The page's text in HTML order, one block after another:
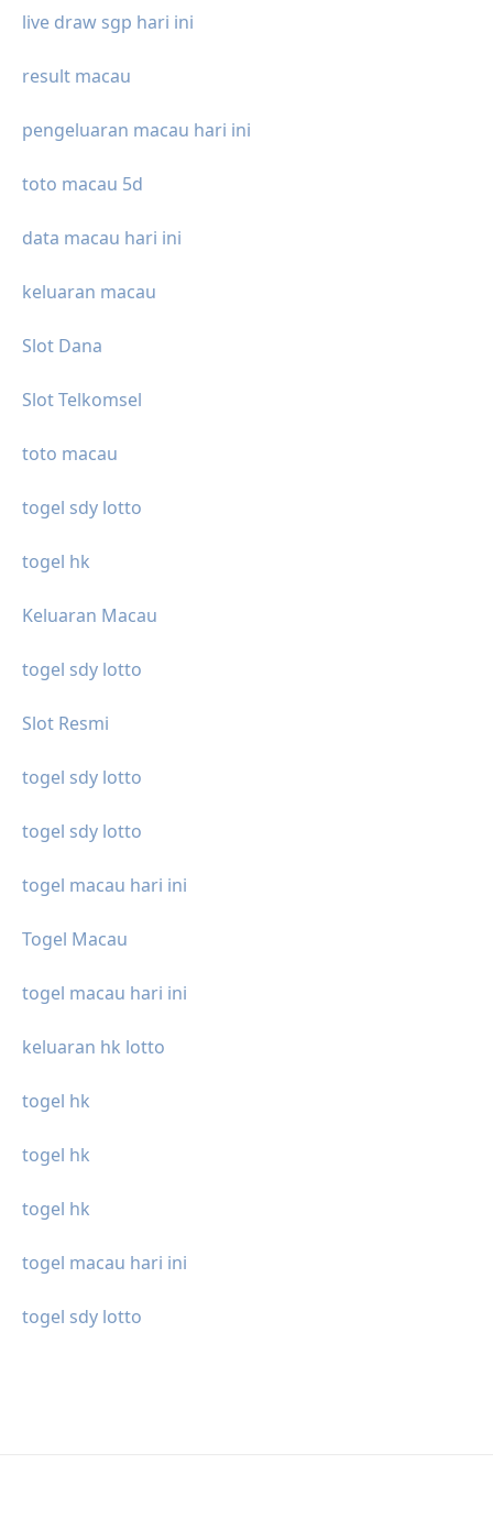
live draw sgp hari ini
result macau
pengeluaran macau hari ini
toto macau 5d
data macau hari ini
keluaran macau
Slot Dana
Slot Telkomsel
toto macau
togel sdy lotto
togel hk
Keluaran Macau
togel sdy lotto
Slot Resmi
togel sdy lotto
togel sdy lotto
togel macau hari ini
Togel Macau
togel macau hari ini
keluaran hk lotto
togel hk
togel hk
togel hk
togel macau hari ini
togel sdy lotto